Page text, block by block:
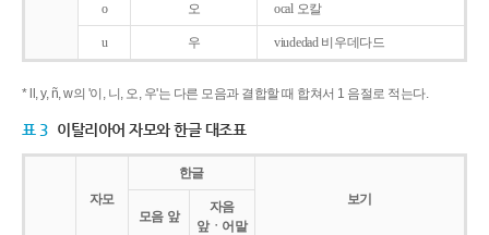
o 오 ocal 오칼
u 우 viudedad 비우데다드
* ll, y, ñ, w의 '이, 니, 오, 우'는 다른 모음과 결합할 때 합쳐서 1 음절로 적는다.
표 3 이탈리아어 자모와 한글 대조표
자모
한글
보기
모음 앞
자음
앞ㆍ어말